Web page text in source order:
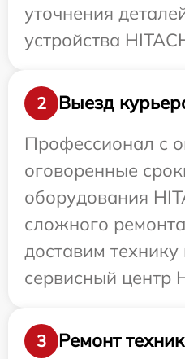
уточнения
устройства
2
Выезд
Профессионал с
оговоренные
оборудования
сложного
доставим технику
сервисный центр
3
Ремонт